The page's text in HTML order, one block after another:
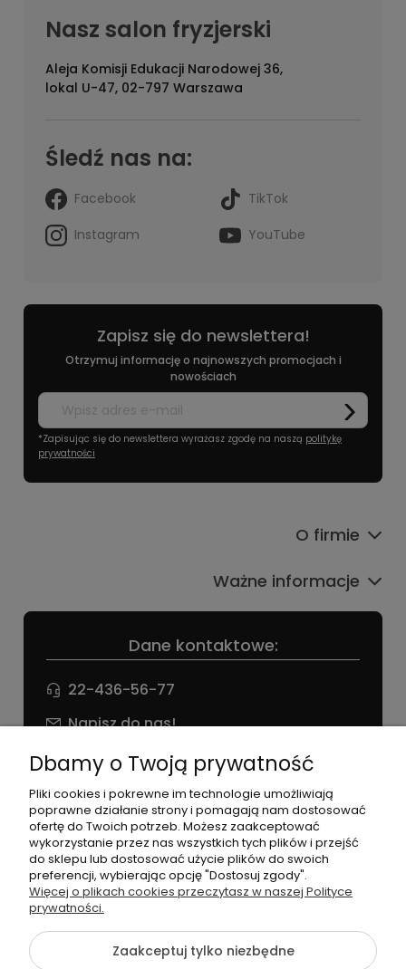
Nasz salon fryzjerski
Aleja Komisji Edukacji Narodowej 36,
lokal U-47, 02-797 Warszawa
Śledź nas na:
Facebook
TikTok
Instagram
YouTube
Zapisz się do newslettera!
Otrzymuj informację o najnowszych promocjach i
nowościach
*Zapisując się do newslettera wyrażasz zgodę na naszą politykę
prywatności
Dane kontaktowe:
22-436-56-77
Napisz do nas!
NIP: 826 186 42 29
O firmie
Ważne informacje
©2026 Wszelkie Prawa Zastrzeżone | agneess sklep
internetowy
Szablon Flex byEcommercy
Dbamy o Twoją prywatność
Pliki cookies i pokrewne im technologie umożliwiają
poprawne działanie strony i pomagają nam dostosować
ofertę do Twoich potrzeb. Możesz zaakceptować
wykorzystanie przez nas wszystkich tych plików i przejść
do sklepu lub dostosować użycie plików do swoich
preferencji, wybierając opcję "Dostosuj zgody".
Więcej o plikach cookies przeczytasz w naszej Polityce
prywatności.
Zaakceptuj tylko niezbędne